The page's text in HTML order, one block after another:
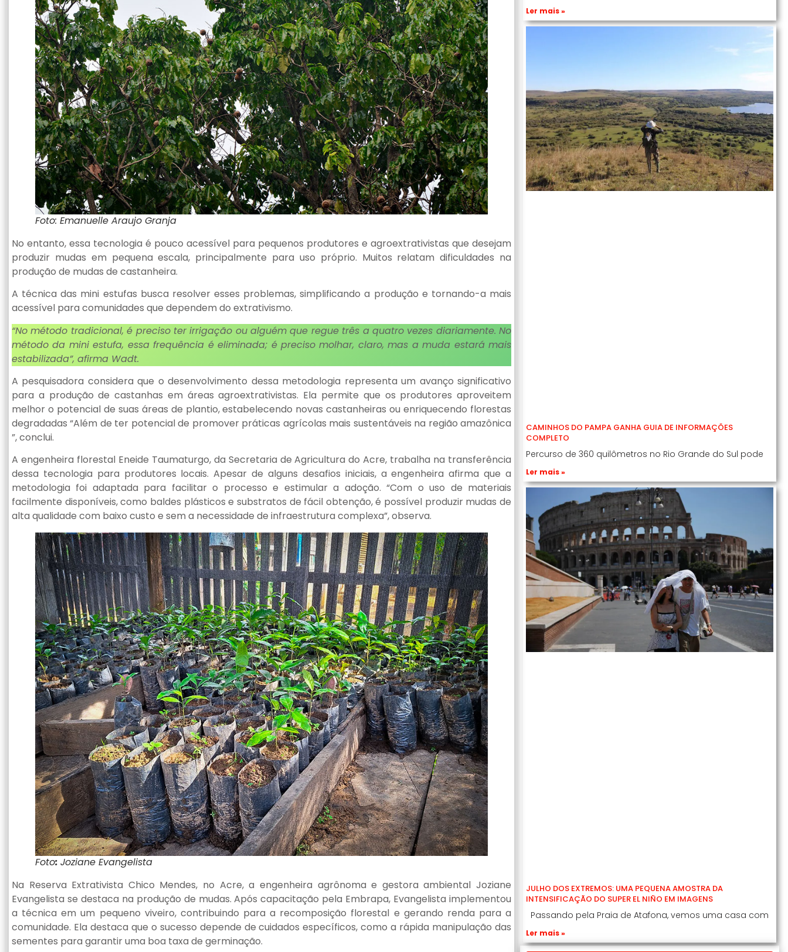
Foto: Emanuelle Araujo Granja
No entanto, essa tecnologia é pouco acessível para pequenos produtores e agroextrativistas que desejam
produzir mudas em pequena escala, principalmente para uso próprio. Muitos relatam dificuldades na
produção de mudas de castanheira.
A técnica das mini estufas busca resolver esses problemas, simplificando a produção e tornando-a mais
acessível para comunidades que dependem do extrativismo.
“No método tradicional, é preciso ter irrigação ou alguém que regue três a quatro vezes diariamente. No
método da mini estufa, essa frequência é eliminada; é preciso molhar, claro, mas a muda estará mais
estabilizada”, afirma Wadt.
A pesquisadora considera que o desenvolvimento dessa metodologia representa um avanço significativo
para a produção de castanhas em áreas agroextrativistas. Ela permite que os produtores aproveitem
melhor o potencial de suas áreas de plantio, estabelecendo novas castanheiras ou enriquecendo florestas
degradadas “Além de ter potencial de promover práticas agrícolas mais sustentáveis na região amazônica
”, conclui.
A engenheira florestal Eneide Taumaturgo, da Secretaria de Agricultura do Acre, trabalha na transferência
dessa tecnologia para produtores locais. Apesar de alguns desafios iniciais, a engenheira afirma que a
metodologia foi adaptada para facilitar o processo e estimular a adoção. “Com o uso de materiais
facilmente disponíveis, como baldes plásticos e substratos de fácil obtenção, é possível produzir mudas de
alta qualidade com baixo custo e sem a necessidade de infraestrutura complexa”, observa.
Foto: Joziane Evangelista
Na Reserva Extrativista Chico Mendes, no Acre, a engenheira agrônoma e gestora ambiental Joziane
Evangelista se destaca na produção de mudas. Após capacitação pela Embrapa, Evangelista implementou
a técnica em um pequeno viveiro, contribuindo para a recomposição florestal e gerando renda para a
comunidade. Ela destaca que o sucesso depende de cuidados específicos, como a rápida manipulação das
sementes para garantir uma boa taxa de germinação.
Ler mais »
CAMINHOS DO PAMPA GANHA GUIA DE INFORMAÇÕES
COMPLETO
Percurso de 360 quilômetros no Rio Grande do Sul pode
Ler mais »
JULHO DOS EXTREMOS: UMA PEQUENA AMOSTRA DA
INTENSIFICAÇÃO DO SUPER EL NIÑO EM IMAGENS
Passando pela Praia de Atafona, vemos uma casa com
Ler mais »